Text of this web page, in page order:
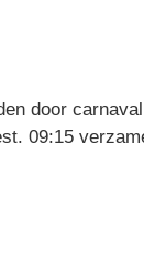
door
09:15